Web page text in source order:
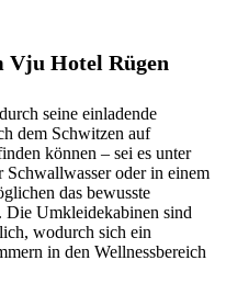
Vju Hotel Rügen
seine einladende
dem Schwitzen auf
können – sei es unter
oder in einem
das bewusste
Die Umkleidekabinen sind
wodurch sich ein
in den Wellnessbereich